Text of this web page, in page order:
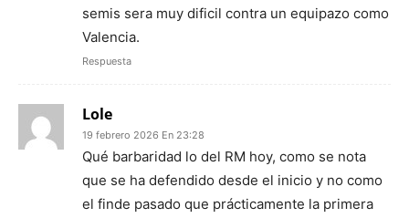
semis sera muy dificil contra un equipazo como
Valencia.
Respuesta
Lole
19 febrero 2026 En 23:28
Qué barbaridad lo del RM hoy, como se nota
que se ha defendido desde el inicio y no como
el finde pasado que prácticamente la primera